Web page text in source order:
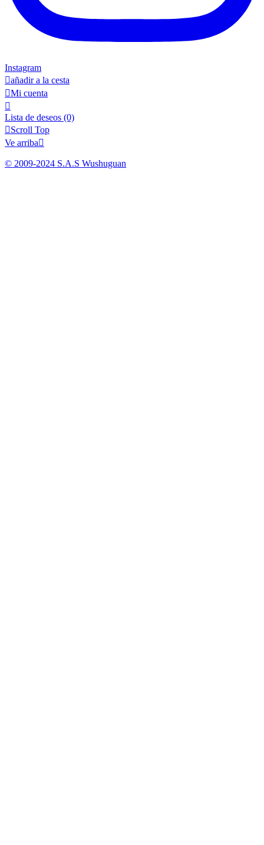
Instagram
añadir a la cesta
Mi cuenta

Lista de deseos (0)
Scroll Top
Ve arriba
© 2009-2024 S.A.S Wushuguan